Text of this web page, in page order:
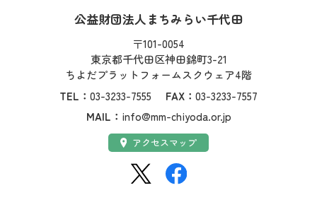
社名：
公益財団法人まちみらい千代田
住所：
〒101-0054
東京都千代田区神田錦町3-21
ちよだプラットフォームスクウェア4階
TEL： 03-3233-7555 FAX： 03-3233-7557
MAIL： info@mm-chiyoda.or.jp
アクセス：
アクセスマップ
SNS：